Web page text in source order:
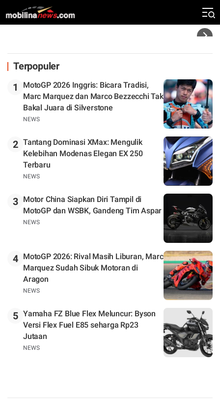
Silverstone. Seri Selanjutnya Belum Jelas
Terpopuler
1
MotoGP 2026 Inggris: Bicara Tradisi,
Marc Marquez dan Marco Bezzecchi Tak
Bakal Juara di Silverstone
NEWS
2 Tantang Dominasi XMax: Mengulik
Kelebihan Modenas Elegan EX 250
Terbaru
NEWS
3
Motor China Siapkan Diri Tampil di
MotoGP dan WSBK, Gandeng Tim Aspar
NEWS
4
MotoGP 2026: Rival Masih Liburan, Marc
Marquez Sudah Sibuk Motoran di
Aragon
NEWS
5 Yamaha FZ Blue Flex Meluncur: Byson
Versi Flex Fuel E85 seharga Rp23
Jutaan
NEWS